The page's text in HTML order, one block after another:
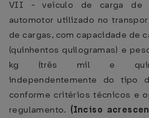
VII - veículo de carga de
automotor utilizado no
de cargas, com capacidade de
(quinhentos quilogramas) e
kg (três mil e
independentemente do tipo
conforme critérios técnicos e
regulamento. (Inciso